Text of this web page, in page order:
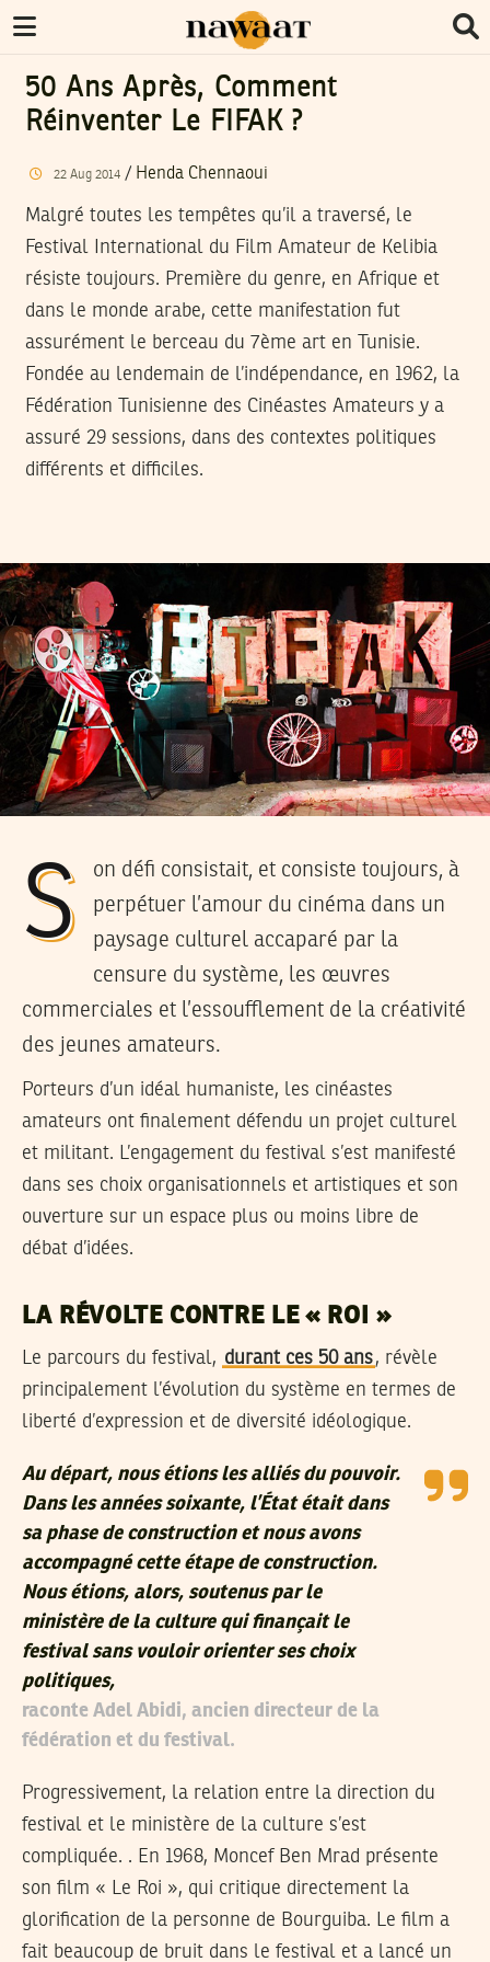
50 Ans Après, Comment
Réinventer Le FIFAK ?
22 Aug 2014/ Henda Chennaoui
Malgré toutes les tempêtes qu’il a traversé, le
Festival International du Film Amateur de Kelibia
résiste toujours. Première du genre, en Afrique et
dans le monde arabe, cette manifestation fut
assurément le berceau du 7ème art en Tunisie.
Fondée au lendemain de l’indépendance, en 1962, la
Fédération Tunisienne des Cinéastes Amateurs y a
assuré 29 sessions, dans des contextes politiques
différents et difficiles.
Son défi consistait, et consiste toujours, à
perpétuer l’amour du cinéma dans un
paysage culturel accaparé par la
censure du système, les œuvres
commerciales et l’essoufflement de la créativité
des jeunes amateurs.
Porteurs d’un idéal humaniste, les cinéastes
amateurs ont finalement défendu un projet culturel
et militant. L’engagement du festival s’est manifesté
dans ses choix organisationnels et artistiques et son
ouverture sur un espace plus ou moins libre de
débat d’idées.
LA RÉVOLTE CONTRE LE « ROI »
Le parcours du festival, durant ces 50 ans, révèle
principalement l’évolution du système en termes de
liberté d’expression et de diversité idéologique.
Au départ, nous étions les alliés du pouvoir.
Dans les années soixante, l’État était dans
sa phase de construction et nous avons
accompagné cette étape de construction.
Nous étions, alors, soutenus par le
ministère de la culture qui finançait le
festival sans vouloir orienter ses choix
politiques,
raconte Adel Abidi, ancien directeur de la
fédération et du festival.
Progressivement, la relation entre la direction du
festival et le ministère de la culture s’est
compliquée. . En 1968, Moncef Ben Mrad présente
son film « Le Roi », qui critique directement la
glorification de la personne de Bourguiba. Le film a
fait beaucoup de bruit dans le festival et a lancé un